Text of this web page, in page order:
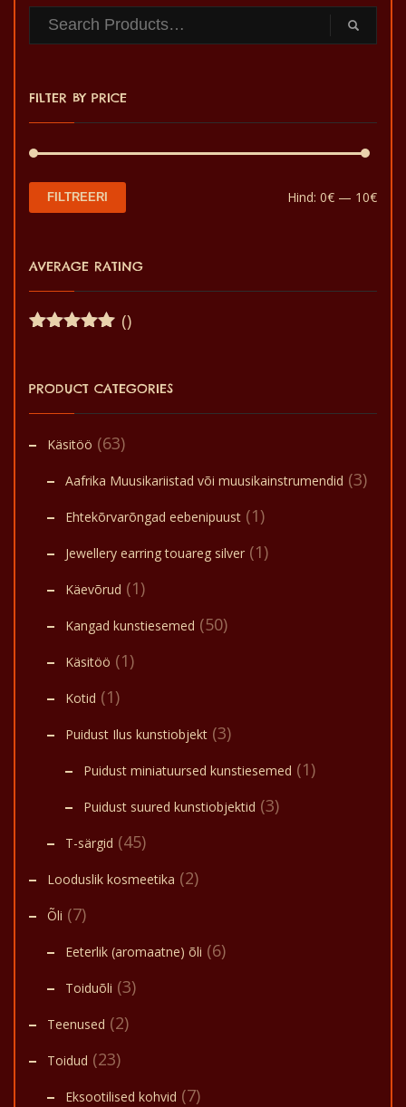
FILTER BY PRICE
FILTREERI Hind: 0€ — 10€
AVERAGE RATING
()
PRODUCT CATEGORIES
Käsitöö (63)
Aafrika Muusikariistad või muusikainstrumendid (3)
Ehtekõrvarõngad eebenipuust (1)
Jewellery earring touareg silver (1)
Käevõrud (1)
Kangad kunstiesemed (50)
Käsitöö (1)
Kotid (1)
Puidust Ilus kunstiobjekt (3)
Puidust miniatuursed kunstiesemed (1)
Puidust suured kunstiobjektid (3)
T-särgid (45)
Looduslik kosmeetika (2)
Õli (7)
Eeterlik (aromaatne) õli (6)
Toiduõli (3)
Teenused (2)
Toidud (23)
Eksootilised kohvid (7)